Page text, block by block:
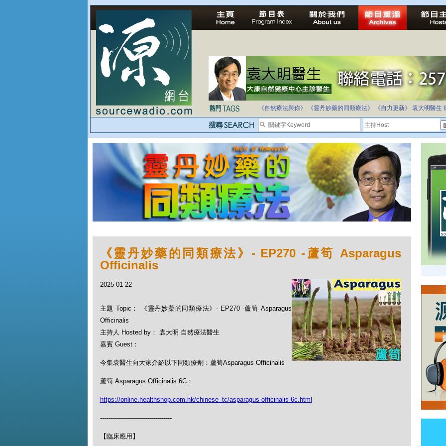
法治社會並不等同公正社會
自家教育合法化-推動多元化教育，全民學卷制
《自然療法與你》 《靈丹妙藥的同類療法》 《自力更新》 袁大明醫生
《靈丹妙藥的同類療法》- EP270 -蘆筍 Asparagus
Officinalis
2025-01-22
主題 Topic： 《靈丹妙藥的同類療法》- EP270 -蘆筍 Asparagus
Officinalis
主持人 Hosted by： 袁大明 自然療法醫生
嘉賓 Guest：
今集袁醫生向大家介紹以下同類療劑：蘆筍Asparagus Officinalis
蘆筍 Asparagus Officinalis 6C：
https://online.healthshop.com.hk/chinese_tc/asparagus-officinalis-6c.html
------------------------------------
【臨床應用】